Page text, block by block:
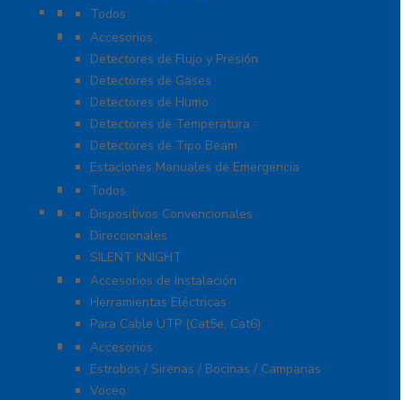
Detectores Autónomos
Todos
Dispositivos Convencionales
Accesorios
Detectores de Flujo y Presión
Detectores de Gases
Detectores de Humo
Detectores de Temperatura
Detectores de Tipo Beam
Estaciones Manuales de Emergencia
Extinción de Incendio
Todos
Fuentes de Alimentación
Dispositivos Convencionales
Direccionales
SILENT KNIGHT
Herramientas
Accesorios de Instalación
Herramientas Eléctricas
Para Cable UTP (Cat5e, Cat6)
Notificación y Voceo
Accesorios
Estrobos / Sirenas / Bocinas / Campanas
Voceo